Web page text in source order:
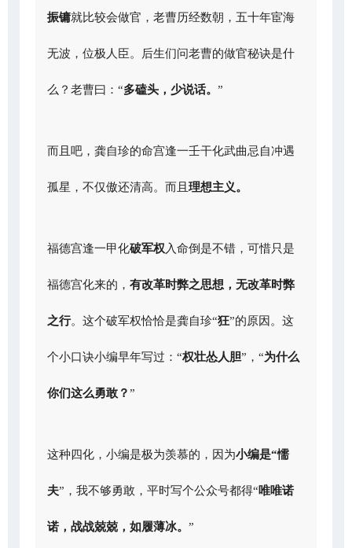
振镛就比较会做官，老曹历经数朝，五十年宦海
无波，位极人臣。后生们问老曹的做官秘诀是什
么？老曹曰：“多磕头，少说话。 ”
而且吧，龚自珍的命宫逢一壬干化武曲忌自冲遇
孤星，不仅傲还清高。而且 理想主义。
福德宫逢一甲化破军权 入命倒是不错，可惜只是
福德宫化来的， 有改革时弊之思想，无改革时弊
之行。这个破军权恰恰是龚自珍“狂”的原因。这
个小口诀小编早年写过：“权壮怂人胆”，“为什么
你们这么勇敢？”
这种四化，小编是极为羡慕的，因为小编是“懦
夫”，我不够勇敢，平时写个公众号都得“唯唯诺
诺，战战兢兢，如履薄冰。 ”